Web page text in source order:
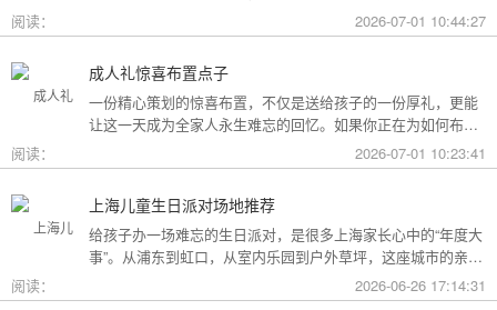
用构成参考，你可以看看哪种更贴合自己的情况。
阅读： 2026-07-01 10:44:27
成人礼惊喜布置点子
一份精心策划的惊喜布置，不仅是送给孩子的一份厚礼，更能
让这一天成为全家人永生难忘的回忆。如果你正在为如何布置
而头疼，不妨收下这份成人礼惊喜布置全攻略，从主题风格到
细节创意，帮你打造一场仪式感爆棚的成年盛典。
阅读： 2026-07-01 10:23:41
上海儿童生日派对场地推荐
给孩子办一场难忘的生日派对，是很多上海家长心中的“年度大
事”。从浦东到虹口，从室内乐园到户外草坪，这座城市的亲子
友好型场地选择越来越丰富。不过场地多了，选择也成了难
题。这份攻略按类型为你盘点了上海热门的儿童生日派对场
阅读： 2026-06-26 17:14:31